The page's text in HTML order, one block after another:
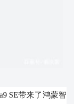
SE带来了鸿蒙智